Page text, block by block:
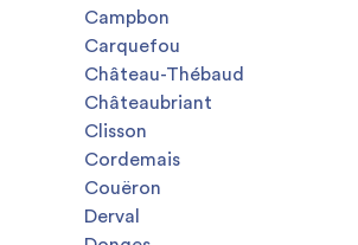
Campbon
Carquefou
Château-Thébaud
Châteaubriant
Clisson
Cordemais
Couëron
Derval